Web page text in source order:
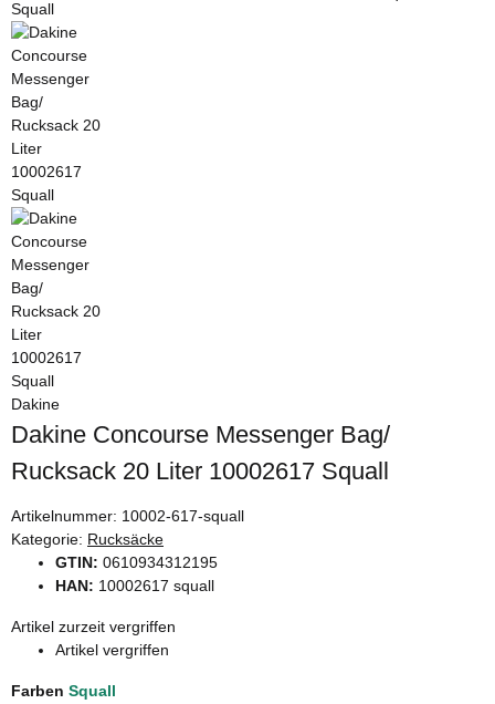
Dakine
Dakine Concourse Messenger Bag/
Rucksack 20 Liter 10002617 Squall
Artikelnummer: 10002-617-squall
Kategorie: Rucksäcke
GTIN: 0610934312195
HAN: 10002617 squall
Artikel zurzeit vergriffen
Artikel vergriffen
Farben Squall